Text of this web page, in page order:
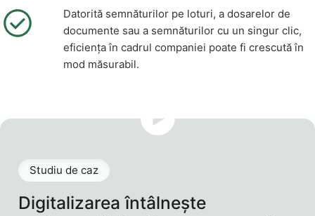
Datorită semnăturilor pe loturi, a dosarelor de
documente sau a semnăturilor cu un singur clic,
eficiența în cadrul companiei poate fi crescută în
mod măsurabil.
Digitalizarea întâlnește
Studiu de caz